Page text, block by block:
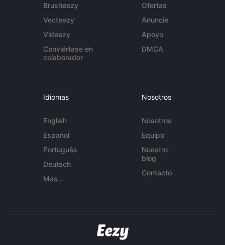
Brusheezy
Vecteezy
Videezy
Conviértase en
colaborador
Ofertas
Anuncie
Apoyo
DMCA
Idiomas
English
Español
Português
Deutsch
Más...
Nosotros
Nosotros
Equipo
Nuestro
blog
Contacto